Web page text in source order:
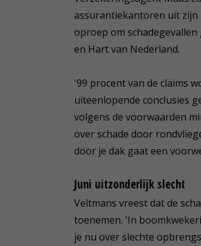
assurantiekantoren uit zijn
oproep om schadegevallen
en Hart van Nederland.
'99 procent van de claims
uiteenlopende conclusies
volgens de voorwaarden
over schade door
door je dak gaat een
Juni uitzonderlijk slecht
Veltmans vreest dat de
toenemen. 'In
je nu over slechte